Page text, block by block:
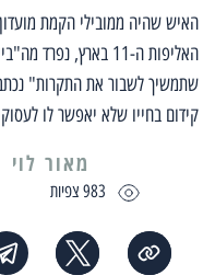
האיש שהיה ממובילי הקמת
האליפות ה-11 בארץ,
שתמשיך לשבור את התקרות"
קידום בחייו שלא יאפשר לו
983 צפיות
מאור לוי